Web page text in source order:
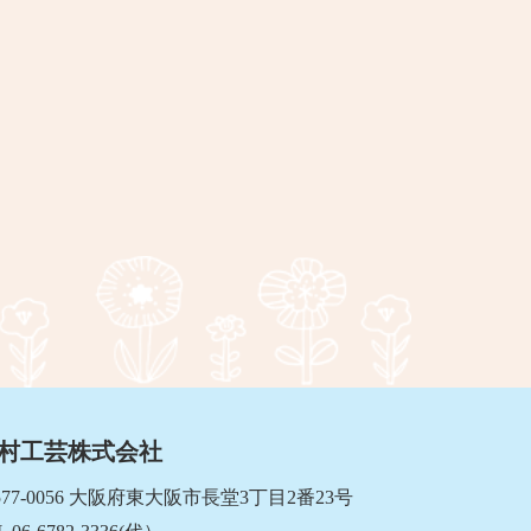
工芸株式会社
0056 大阪府東大阪市長堂3丁目2番23号